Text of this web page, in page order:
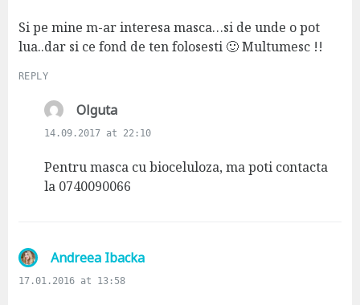
s
:
Si pe mine m-ar interesa masca…si de unde o pot
lua..dar si ce fond de ten folosesti 🙂 Multumesc !!
REPLY
Olgutas
a
s
:
14.09.2017 at 22:10
Pentru masca cu bioceluloza, ma poti contacta
la 0740090066
Andreea Ibackas
17.01.2016 at 13:58